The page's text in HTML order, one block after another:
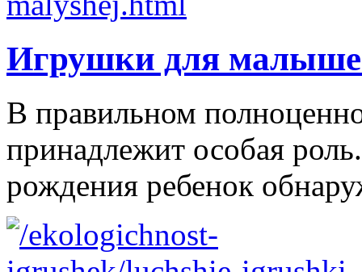
Игрушки для
В правильном
принадлежит особая
рождения ребенок